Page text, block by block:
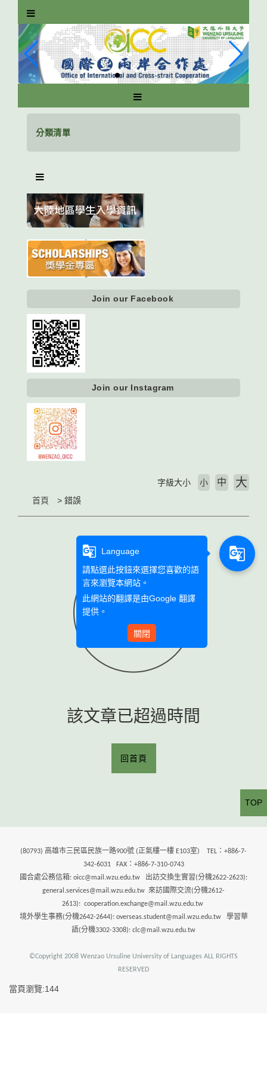
分類清單
Join our Facebook
Join our Instagram
首頁 錯誤
字級大小 小 中 大
該文章已超過時間
回首頁
(80793) 高雄市三民區民族一路900號 (正氣樓一樓 E103室) TEL：+886-7-
342-6031 FAX：+886-7-310-0743
國合處公務信箱: oicc@mail.wzu.edu.tw 出訪交換生實習(分機2622-2623):
general.services@mail.wzu.edu.tw 來訪國際交流(分機2612-
2613): cooperation.exchange@mail.wzu.edu.tw
境外學生事務(分機2642-2644): overseas.student@mail.wzu.edu.tw 學習華
語(分機3302-3308): clc@mail.wzu.edu.tw
©Copyright 2008 Wenzao Ursuline University of Languages ALL RIGHTS
RESERVED
當頁瀏覽:144
TOP
g_translate
Language
請點選此按鈕來選擇您喜歡的語
言來瀏覽本網站。
此網站的翻譯是由Google 翻譯
提供。
關閉
g_translate